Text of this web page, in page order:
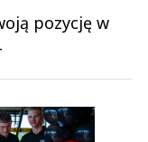
pozycję w